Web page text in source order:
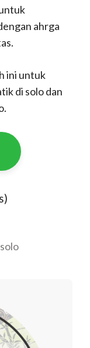
ahrga
ini untuk
di solo dan